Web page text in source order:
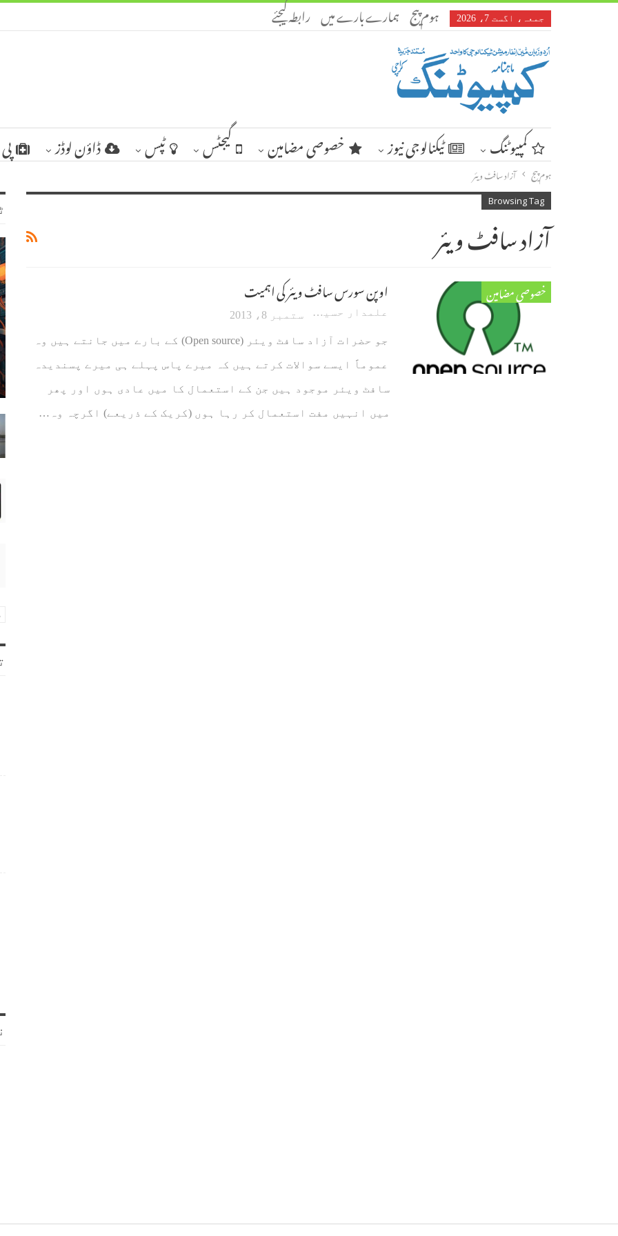
جمعہ، اگست 7، 2026 ہوم پیج ہمارے بارے میں رابطہ کیجئے
کمپیوٹنگ ٹیکنالوجی نیوز خصوصی مضامین گیجٹس ٹپس ڈاؤن لوڈز
ہوم پیج آزاد سافٹ ویئر
Browsing Tag
آزاد سافٹ ویئر
خصوصی مضامین اوپن سورس سافٹ ویئر کی اہمیت
علمدار حسین ستمبر 8، 2013
جو حضرات آزاد سافٹ ویئر (Open source) کے بارے میں جانتے ہیں وہ
عموماً ایسے سوالات کرتے ہیں کہ میرے پاس پہلے ہی میرے پسندیدہ
سافٹ ویئر موجود ہیں جن کے استعمال کا میں عادی ہوں اور پھر
میں انہیں مفت استعمال کر رہا ہوں (کریک کے ذریعے) اگرچہ وہ…